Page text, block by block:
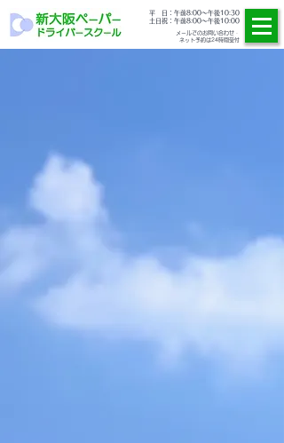
​平 日：午前8:00～午後10:30
土日祝：午前8:00〜午後10:00
​メールでのお問い合わせ・
ネット予約は24時間受付